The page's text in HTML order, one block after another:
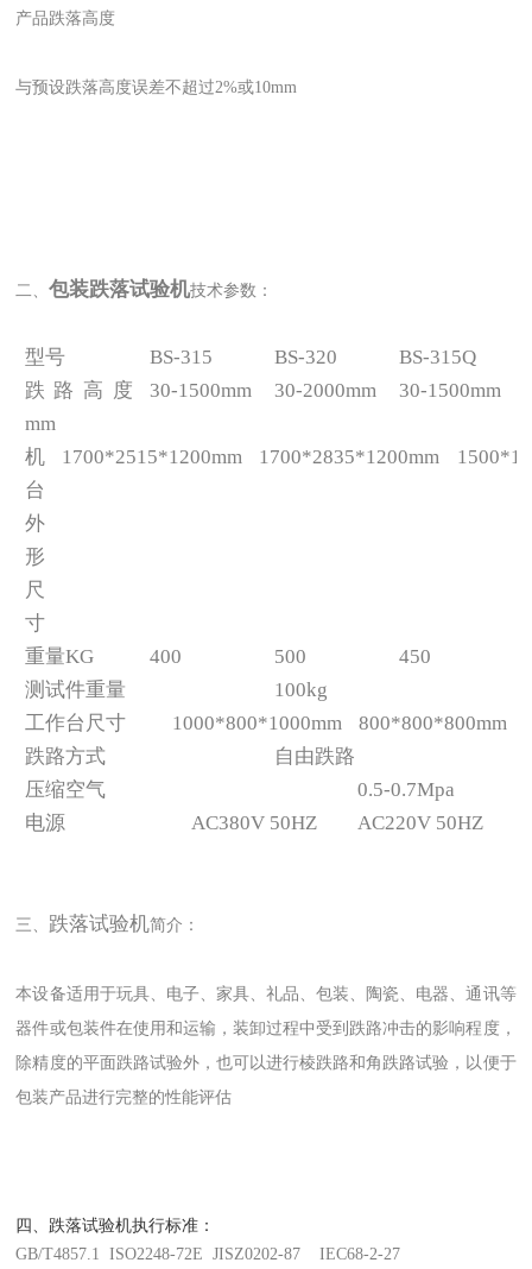
产品跌落高度
与预设跌落高度误差不超过2%或10mm
二、包装跌落试验机技术参数：
型号 BS-315 BS-320
BS-315Q
跌路高度
mm
30-1500mm 30-2000mm 30-1500mm
机
台
外
形
尺
寸
1700*2515*1200mm 1700*2835*1200mm
重量KG 400 500
450
测试件重量
100kg
工作台尺寸
1000*800*1000mm
800*800*800mm
跌路方式
自由跌路
压缩空气
0.5-0.7Mpa
电源
AC380V 50HZ AC220V 50HZ
三、 跌落试验机简介：
本设备适用于玩具、电子、家具、礼品、包装、陶瓷、电器、通讯等
器件或包装件在使用和运输，装卸过程中受到跌路冲击的影响程度，
除精度的平面跌路试验外，也可以进行棱跌路和角跌路试验，以便于
包装产品进行完整的性能评估
四、 跌落试验机执行标准：
GB/T4857.1 ISO2248-72E JISZ0202-87 IEC68-2-27